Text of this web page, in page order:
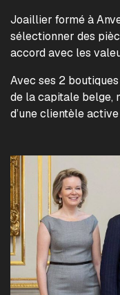
Joaillier formé à
sélectionner des
accord avec les
Avec ses 2
de la capitale belge,
d’une clientèle